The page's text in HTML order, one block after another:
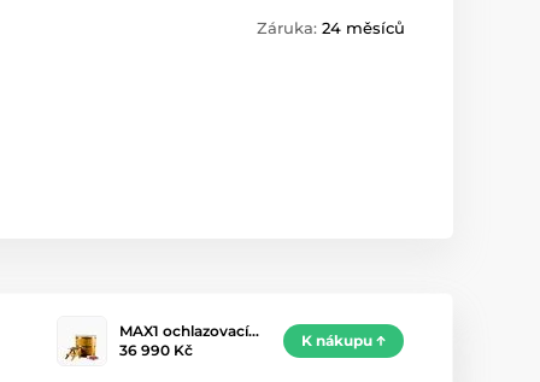
Záruka: 24 měsíců
MAX1 ochlazovací…
36 990 Kč
K nákupu